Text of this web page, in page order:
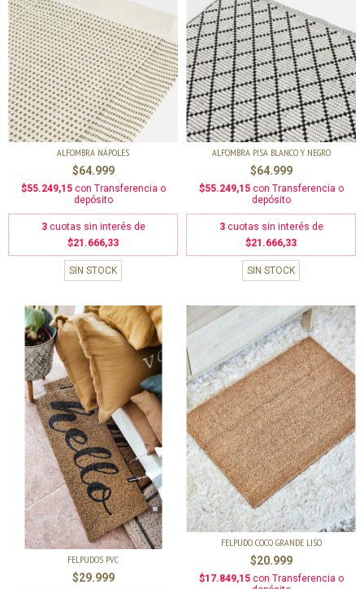
ALFOMBRA NÁPOLES
$64.999
$55.249,15 con Transferencia o
depósito
3 cuotas sin interés de
$21.666,33
SIN STOCK
ALFOMBRA PISA BLANCO Y NEGRO
$64.999
$55.249,15 con Transferencia o
depósito
3 cuotas sin interés de
$21.666,33
SIN STOCK
FELPUDOS PVC
$29.999
FELPUDO COCO GRANDE LISO
$20.999
$17.849,15 con Transferencia o